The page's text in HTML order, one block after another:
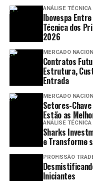
ANÁLISE TÉCNICA
Ibovespa
Técnica dos
2026
MERCADO
Contratos
Estrutura,
Entrada
MERCADO
Setores-
Estão as
ANÁLISE TÉCNICA
Sharks
e Transforme
PROFISSÃO
Iniciantes